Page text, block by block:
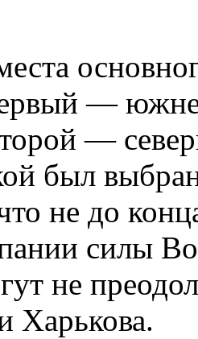
—
—
был
не до
силы
не
Харькова.